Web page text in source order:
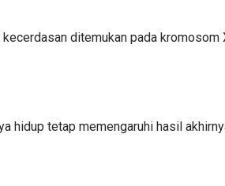
ditemukan pada kromosom
hidup tetap memengaruhi hasil